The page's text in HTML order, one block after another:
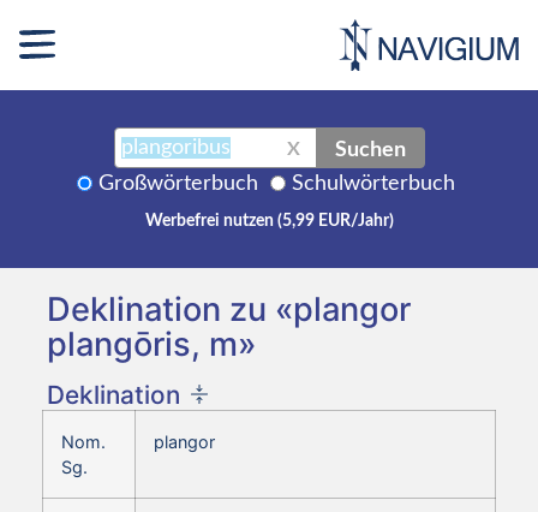
X Suchen
Großwörterbuch Schulwörterbuch
Werbefrei nutzen (5,99 EUR/Jahr)
Deklination zu «plangor
plangōris, m»
Deklination
Nom.
Sg.
plangor